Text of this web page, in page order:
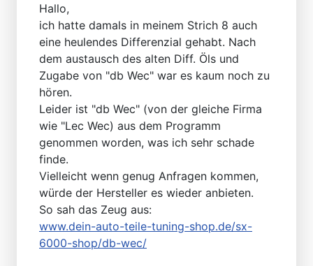
Hallo,
ich hatte damals in meinem Strich 8 auch
eine heulendes Differenzial gehabt. Nach
dem austausch des alten Diff. Öls und
Zugabe von "db Wec" war es kaum noch zu
hören.
Leider ist "db Wec" (von der gleiche Firma
wie "Lec Wec) aus dem Programm
genommen worden, was ich sehr schade
finde.
Vielleicht wenn genug Anfragen kommen,
würde der Hersteller es wieder anbieten.
So sah das Zeug aus:
www.dein-auto-teile-tuning-shop.de/sx-
6000-shop/db-wec/